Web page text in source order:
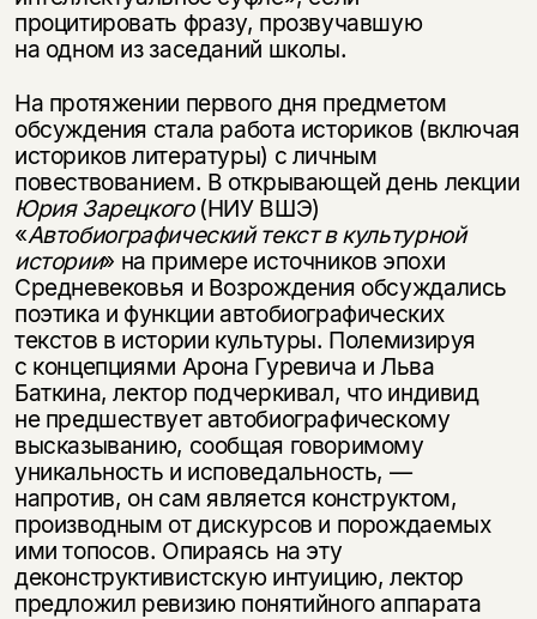
процитировать фразу, прозвучавшую
на одном из заседаний школы.
На протяжении первого дня предметом
обсуждения стала работа историков (включая
историков литературы) с личным
повествованием. В открывающей день лекции
Юрия Зарецкого(НИУ ВШЭ)
«Автобиографический текст в культурной
истории» на примере источников эпохи
Средневековья и Возрождения обсуждались
поэтика и функции автобиографических
текстов в истории культуры. Полемизируя
с концепциями Арона Гуревича и Льва
Баткина, лектор подчеркивал, что индивид
не предшествует автобиографическому
высказыванию, сообщая говоримому
уникальность и исповедальность, —
напротив, он сам является конструктом,
производным от дискурсов и порождаемых
ими топосов. Опираясь на эту
деконструктивистскую интуицию, лектор
предложил ревизию понятийного аппарата